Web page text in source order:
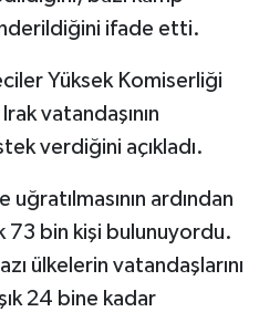
ifade etti.
Yüksek Komiserliği
vatandaşının
verdiğini açıkladı.
ardından
73 bin kişi bulunuyordu.
ülkelerin vatandaşlarını
24 bine kadar